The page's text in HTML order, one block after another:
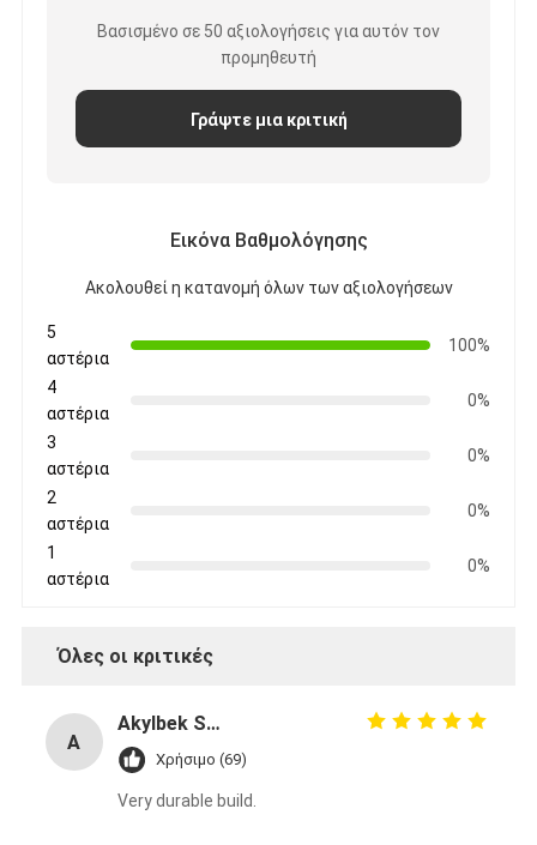
Βασισμένο σε 50 αξιολογήσεις για αυτόν τον
προμηθευτή
Γράψτε μια κριτική
Εικόνα Βαθμολόγησης
Ακολουθεί η κατανομή όλων των αξιολογήσεων
5
αστέρια
100%
4
αστέρια
0%
3
αστέρια
0%
2
αστέρια
0%
1
αστέρια
0%
Όλες οι κριτικές
A
Akylbek Saipidinov
Χρήσιμο (69)
Very durable build.